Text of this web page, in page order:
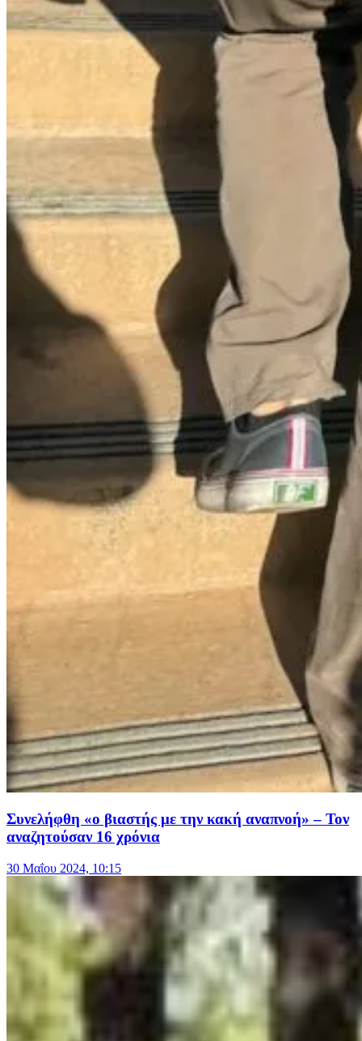
Συνελήφθη «ο βιαστής με την κακή αναπνοή» – Τον
αναζητούσαν 16 χρόνια
30 Μαΐου 2024, 10:15